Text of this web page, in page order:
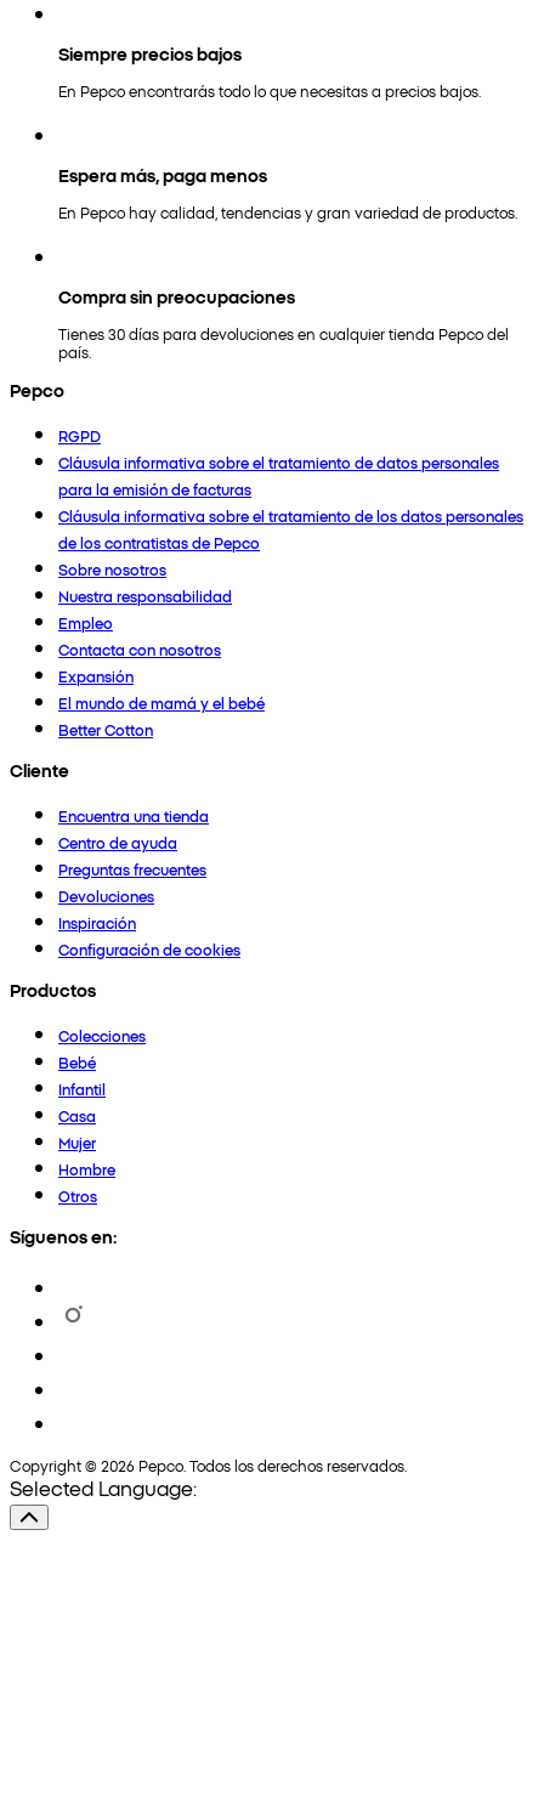
Siempre precios bajos
En Pepco encontrarás todo lo que necesitas a precios bajos.
Espera más, paga menos
En Pepco hay calidad, tendencias y gran variedad de productos.
Compra sin preocupaciones
Tienes 30 días para devoluciones en cualquier tienda Pepco del
país.
Pepco
RGPD
Cláusula informativa sobre el tratamiento de datos personales
para la emisión de facturas
Cláusula informativa sobre el tratamiento de los datos personales
de los contratistas de Pepco
Sobre nosotros
Nuestra responsabilidad
Empleo
Contacta con nosotros
Expansión
El mundo de mamá y el bebé
Better Cotton
Cliente
Encuentra una tienda
Centro de ayuda
Preguntas frecuentes
Devoluciones
Inspiración
Configuración de cookies
Productos
Colecciones
Bebé
Infantil
Casa
Mujer
Hombre
Otros
Síguenos en:
Copyright © 2026 Pepco. Todos los derechos reservados.
Selected Language: